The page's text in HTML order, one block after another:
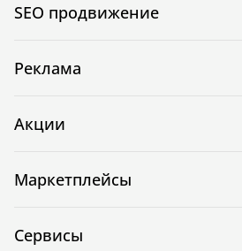
SEO продвижение
Реклама
Акции
Маркетплейсы
Сервисы